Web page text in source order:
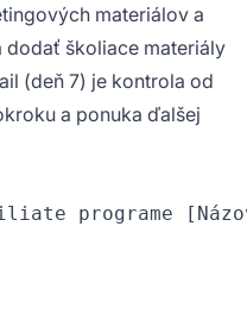
materiálov a
dodať školiace materiály
(deň 7) je kontrola od
a ponuka ďalšej
programe